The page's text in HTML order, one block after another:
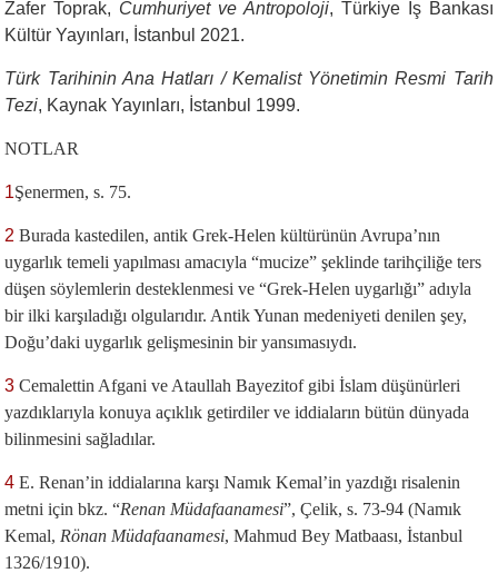
Zafer Toprak, Cumhuriyet ve Antropoloji, Türkiye İş Bankası
Kültür Yayınları, İstanbul 2021.
Türk Tarihinin Ana Hatları / Kemalist Yönetimin Resmi Tarih
Tezi, Kaynak Yayınları, İstanbul 1999.
NOTLAR
1Şenermen, s. 75.
2 Burada kastedilen, antik Grek-Helen kültürünün Avrupa’nın
uygarlık temeli yapılması amacıyla “mucize” şeklinde tarihçiliğe ters
düşen söylemlerin desteklenmesi ve “Grek-Helen uygarlığı” adıyla
bir ilki karşıladığı olgularıdır. Antik Yunan medeniyeti denilen şey,
Doğu’daki uygarlık gelişmesinin bir yansımasıydı.
3 Cemalettin Afgani ve Ataullah Bayezitof gibi İslam düşünürleri
yazdıklarıyla konuya açıklık getirdiler ve iddiaların bütün dünyada
bilinmesini sağladılar.
4 E. Renan’in iddialarına karşı Namık Kemal’in yazdığı risalenin
metni için bkz. “Renan Müdafaanamesi”, Çelik, s. 73-94 (Namık
Kemal, Rönan Müdafaanamesi, Mahmud Bey Matbaası, İstanbul
1326/1910).